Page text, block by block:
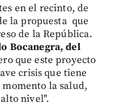
en el recinto, de
la propuesta que
de la República.
Bocanegra, del
que este proyecto
crisis que tiene
momento la salud,
nivel".